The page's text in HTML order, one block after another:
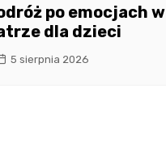
po emocjach w
dla dzieci
5 sierpnia 2026